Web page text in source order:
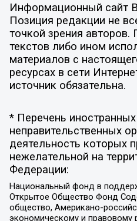
Информационный сайт
Позиция редакции не
точкой зрения авторов.
текстов либо ином
материалов с
ресурсах в сети
источник обязательна.
* Перечень
неправительственных
деятельность которых
нежелательной на
Федерации:
Национальный фонд в
Открытое Общество Фонд
общество, Американо-
экономическому и правовому